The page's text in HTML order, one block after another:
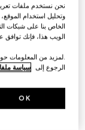
نحن نستخدم ملفات تعريف
وتحليل استخدام
الخاص بنا على شبكات
الويب هذا، فإنك
.لمزيد من المعلومات
الرجوع إلى سياسة
OK